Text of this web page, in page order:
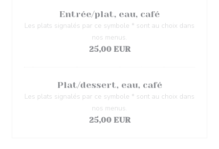
Entrée/plat, eau, café
Les plats signalés par ce symbole * sont au choix dans
nos menus.
25,00 EUR
Plat/dessert, eau, café
Les plats signalés par ce symbole * sont au choix dans
nos menus.
25,00 EUR